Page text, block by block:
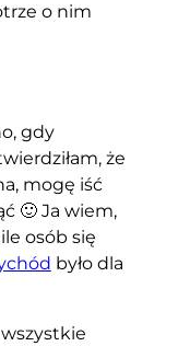
o nim
gdy
że
mogę iść
🙂 Ja wiem,
osób się
było dla